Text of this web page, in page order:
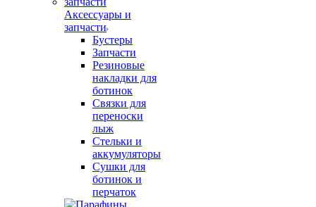
Аксессуары и
запчасти
Бустеры
Запчасти
Резиновые
накладки для
ботинок
Связки для
переноски
лыж
Стельки и
аккумуляторы
Сушки для
ботинок и
перчаток